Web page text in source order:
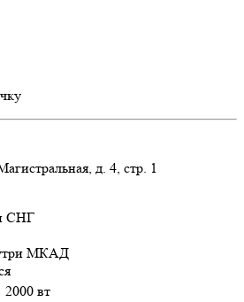
д. 4, стр. 1
СНГ
МКАД
2000 вт